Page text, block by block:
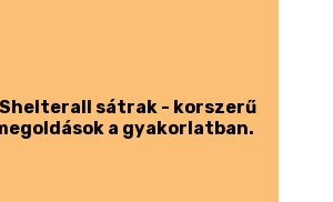
Shelterall sátrak - korszerű
a gyakorlatban.